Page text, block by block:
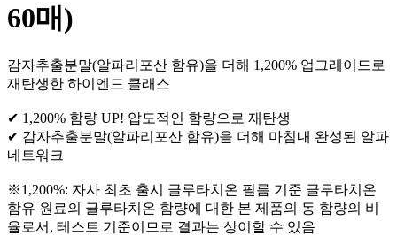
60매)
감자추출분말(알파리포산 함유)을 더해 1,200% 업그레이드로
재탄생한 하이엔드 클래스
✔ 1,200% 함량 UP! 압도적인 함량으로 재탄생
✔ 감자추출분말(알파리포산 함유)을 더해 마침내 완성된 알파
네트워크
※1,200%: 자사 최초 출시 글루타치온 필름 기준 글루타치온
함유 원료의 글루타치온 함량에 대한 본 제품의 동 함량의 비
율로서, 테스트 기준이므로 결과는 상이할 수 있음